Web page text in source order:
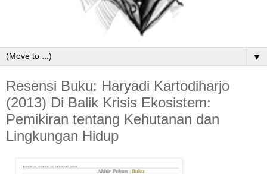
▼
Resensi Buku: Haryadi Kartodiharjo
(2013) Di Balik Krisis Ekosistem:
Pemikiran tentang Kehutanan dan
Lingkungan Hidup